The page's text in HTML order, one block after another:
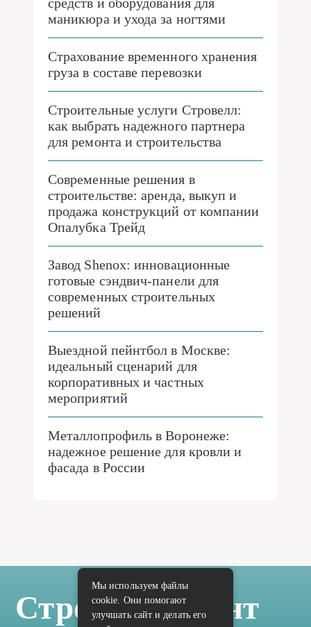
маникюра и ухода за ногтями
Страхование временного хранения
груза в составе перевозки
Строительные услуги Стровелл:
как выбрать надежного партнера
для ремонта и строительства
Современные решения в
строительстве: аренда, выкуп и
продажа конструкций от компании
Опалубка Трейд
Завод Shenox: инновационные
готовые сэндвич-панели для
современных строительных
решений
Выездной пейнтбол в Москве:
идеальный сценарий для
корпоративных и частных
мероприятий
Металлопрофиль в Воронеже:
надежное решение для кровли и
фасада в России
Стройка Ремонт
Мы используем файлы
cookie. Они помогают
улучшать сайт и делать его